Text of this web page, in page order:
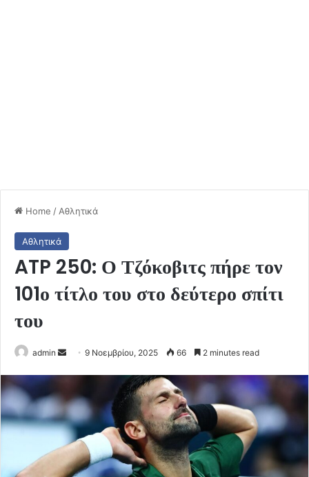
Home / Αθλητικά
Αθλητικά
ATP 250: Ο Τζόκοβιτς πήρε τον
101ο τίτλο του στο δεύτερο σπίτι
του
admin
Send9 Νοεμβρίου, 2025 66 2 minutes read